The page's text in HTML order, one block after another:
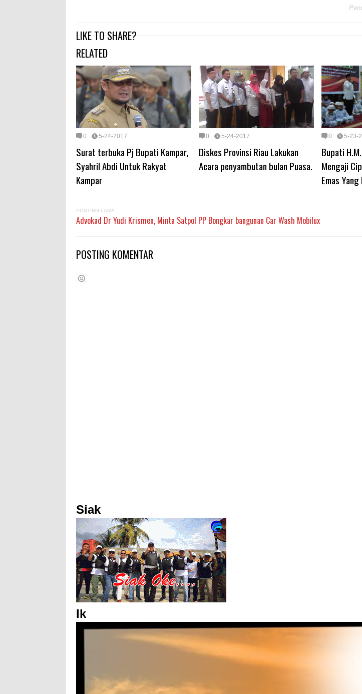
LIKE TO SHARE?
RELATED
0 5-24-2017
Surat terbuka Pj Bupati Kampar,
Syahril Abdi Untuk Rakyat
Kampar
0 5-24-2017
Diskes Provinsi Riau Lakukan
Acara penyambutan bulan Puasa.
0 5-23-
Bupati
Mengaji
Emas
POSTING LAMA
Advokad Dr Yudi Krismen, Minta Satpol PP Bongkar bangunan Car Wash Mobilux
POSTING KOMENTAR
Siak
Ik